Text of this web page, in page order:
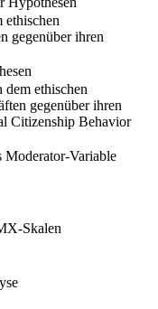
ethischen
gegenüber ihren
ethischen
gegenüber ihren
Citizenship Behavior
Moderator-Variable
Skalen